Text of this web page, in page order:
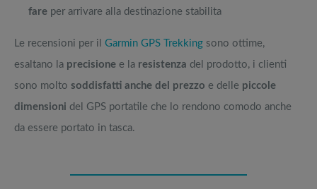
fare per arrivare alla destinazione stabilita
Le recensioni per il Garmin GPS Trekking sono ottime,
esaltano la precisione e la resistenza del prodotto, i clienti
sono molto soddisfatti anche del prezzo e delle piccole
dimensioni del GPS portatile che lo rendono comodo anche
da essere portato in tasca.